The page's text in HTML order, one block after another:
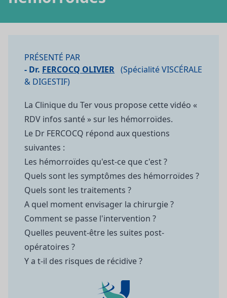
PRÉSENTÉ PAR
- Dr. FERCOCQ OLIVIER (Spécialité VISCÉRALE
& DIGESTIF)
La Clinique du Ter vous propose cette vidéo «
RDV infos santé » sur les hémorroïdes.
Le Dr FERCOCQ répond aux questions
suivantes :
Les hémorroïdes qu'est-ce que c'est ?
Quels sont les symptômes des hémorroïdes ?
Quels sont les traitements ?
A quel moment envisager la chirurgie ?
Comment se passe l'intervention ?
Quelles peuvent-être les suites post-
opératoires ?
Y a t-il des risques de récidive ?